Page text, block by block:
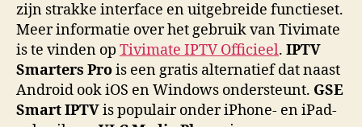
zijn strakke interface en uitgebreide functieset.
Meer informatie over het gebruik van Tivimate
is te vinden op Tivimate IPTV Officieel. IPTV
Smarters Prois een gratis alternatief dat naast
Android ook iOS en Windows ondersteunt. GSE
Smart IPTVis populair onder iPhone- en iPad-